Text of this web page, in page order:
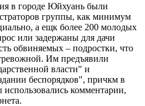
в городе Юйхуань были
группы, как минимум
а ещк более 200 молодых
или задержаны для дачи
обвиняемых – подростки, что
Им предъявили
власти" и
беспорядков", причкм в
использовались комментарии,